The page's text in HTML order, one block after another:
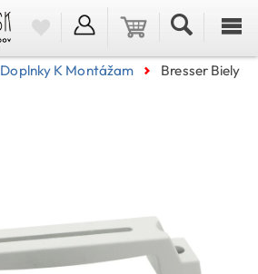
Doplnky K Montážam
Bresser Biely